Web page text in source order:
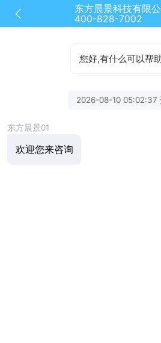
400-828-7002
您好,有什么可以帮
2026-08-10 05:02:37
东方晨景01
欢迎您来咨询